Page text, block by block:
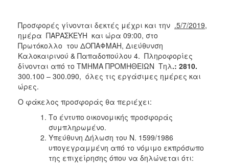
Προσφορές γίνονται δεκτές μέχρι και την .5/7/2019,
ημέρα ΠΑΡΑΣΚΕΥΗ και ώρα 09:00, στο
Πρωτόκολλο του ΔΟΠΑΦΜΑΗ, Διεύθυνση
Καλοκαιρινού & Παπαδοπούλου 4. Πληροφορίες
δίνονται από το ΤΜΗΜΑ ΠΡΟΜΗΘΕΙΩΝ Τηλ.: 2810.
300.100 – 300.090, όλες τις εργάσιμες ημέρες και
ώρες.
Ο φάκελος προσφοράς θα περιέχει:
Το έντυπο οικονομικής προσφοράς
συμπληρωμένο.
Υπεύθυνη Δήλωση του Ν. 1599/1986
υπογεγραμμένη από το νόμιμο εκπρόσωπο
της επιχείρησης όπου να δηλώνεται ότι: